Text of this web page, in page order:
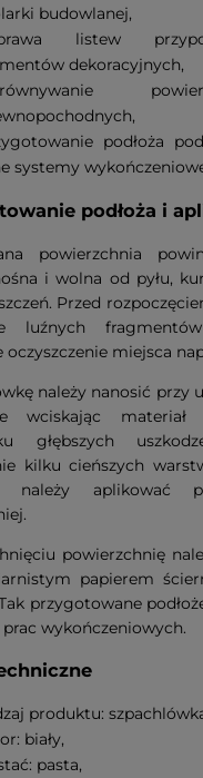
budowlanej,
listew
dekoracyjnych,
podłoża
systemy
podłoża i
powierzchnia
i wolna od pyłu,
Przed
luźnych
oczyszczenie miejsca
należy nanosić przy
wciskając
głębszych
kilku cieńszych
należy aplikować
powierzchnię
papierem
przygotowane
wykończeniowych.
produktu:
biały,
pasta,